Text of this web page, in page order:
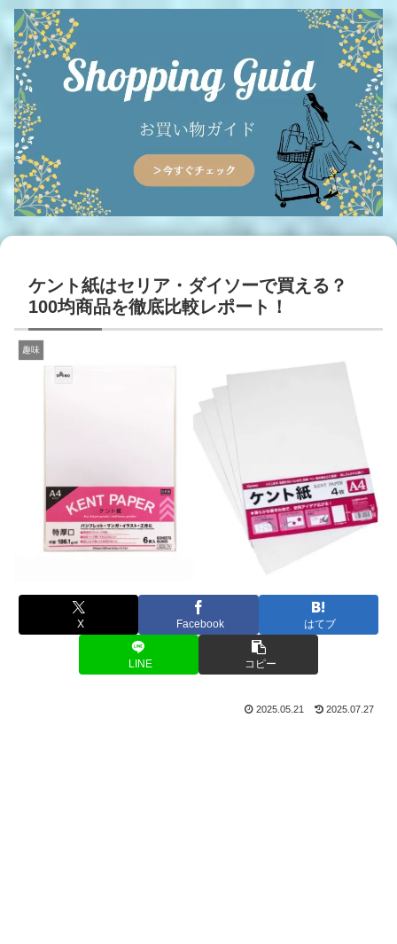
ケント紙はセリア・ダイソーで買える？
100均商品を徹底比較レポート！
趣味
X Facebook はてブ
LINE コピー
2025.05.21 2025.07.27